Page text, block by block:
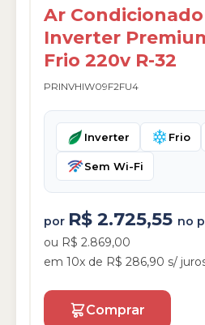
Ar
Inverter
Frio 220v R-32
PRINVHIW09F2FU4
Inverter Frio
Sem Wi-Fi
por R$ 2.725,55 no
ou R$ 2.869,00
em 10x de R$ 286,90 s/
Comprar